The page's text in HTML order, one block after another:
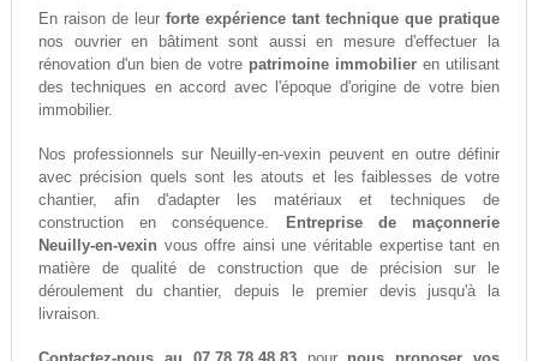
En raison de leur forte expérience tant technique que pratique
nos ouvrier en bâtiment sont aussi en mesure d'effectuer la
rénovation d'un bien de votre patrimoine immobilier en utilisant
des techniques en accord avec l'époque d'origine de votre bien
immobilier.
Nos professionnels sur Neuilly-en-vexin peuvent en outre définir
avec précision quels sont les atouts et les faiblesses de votre
chantier, afin d'adapter les matériaux et techniques de
construction en conséquence.
Entreprise de maçonnerie
Neuilly-en-vexin vous offre ainsi une véritable expertise tant en
matière de qualité de construction que de précision sur le
déroulement du chantier, depuis le premier devis jusqu'à la
livraison.